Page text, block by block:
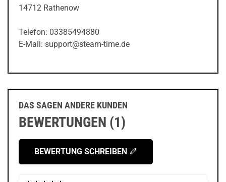
14712 Rathenow
Telefon: 03385494880
E-Mail: support@steam-time.de
DAS SAGEN ANDERE KUNDEN
BEWERTUNGEN (1)
BEWERTUNG SCHREIBEN